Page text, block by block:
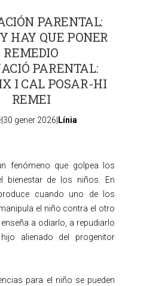
PARENTAL:
HAY QUE PONER
REMEDIO
PARENTAL:
I CAL POSAR-HI
REMEI
|30 gener 2026| Línia
fenómeno que golpea los
bienestar de los niños. En
cuando uno de los
el niño contra el otro
a odiarlo, a repudiarlo
alienado del progenitor
para el niño se pueden